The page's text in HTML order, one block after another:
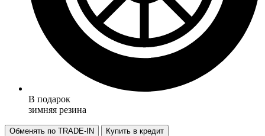
В подарок
зимняя резина
Обменять по TRADE-IN Купить в кредит